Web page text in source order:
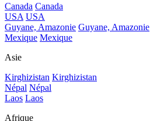
Canada Canada
USA USA
Guyane, Amazonie Guyane, Amazonie
Mexique Mexique
Asie
Kirghizistan Kirghizistan
Népal Népal
Laos Laos
Afrique